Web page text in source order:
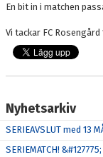
En bit in i matchen
Vi tackar FC
Nyhetsarkiv
SERIEAVSLUT med 13
SERIEMATCH! &#127775;